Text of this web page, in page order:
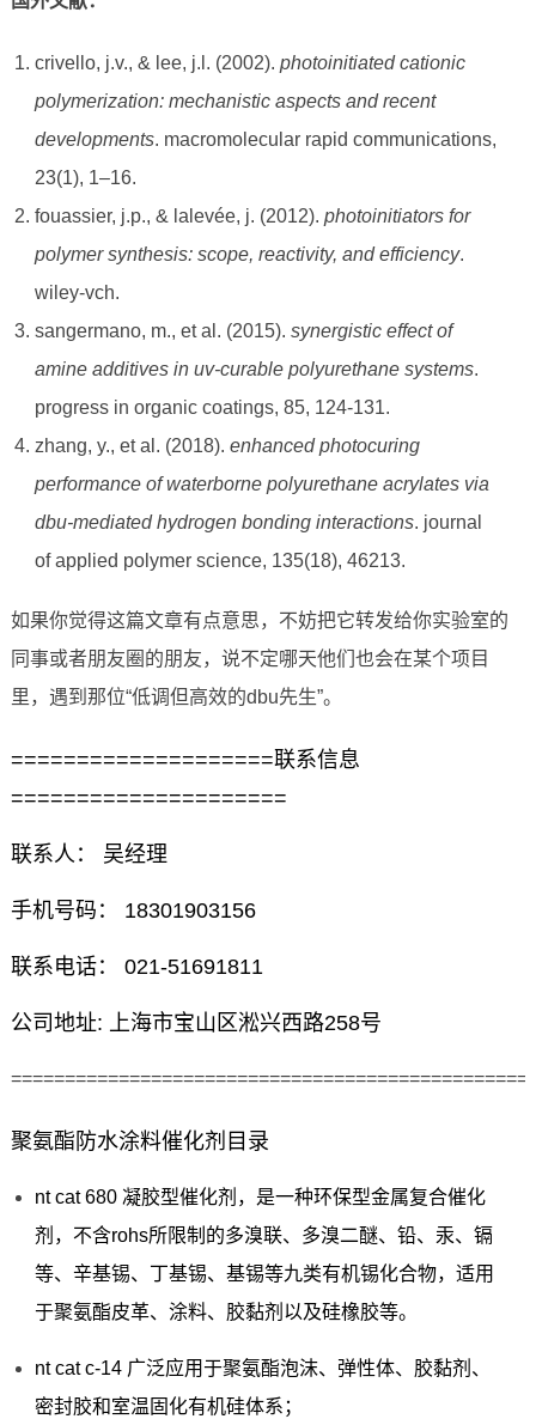
crivello, j.v., & lee, j.l. (2002). photoinitiated cationic
polymerization: mechanistic aspects and recent
developments. macromolecular rapid communications,
23(1), 1–16.
fouassier, j.p., & lalevée, j. (2012). photoinitiators for
polymer synthesis: scope, reactivity, and efficiency.
wiley-vch.
sangermano, m., et al. (2015). synergistic effect of
amine additives in uv-curable polyurethane systems.
progress in organic coatings, 85, 124-131.
zhang, y., et al. (2018). enhanced photocuring
performance of waterborne polyurethane acrylates via
dbu-mediated hydrogen bonding interactions. journal
of applied polymer science, 135(18), 46213.
如果你觉得这篇文章有点意思，不妨把它转发给你实验室的
同事或者朋友圈的朋友，说不定哪天他们也会在某个项目
里，遇到那位“低调但高效的dbu先生”。
====================联系信息
=====================
联系人： 吴经理
手机号码： 18301903156
联系电话： 021-51691811
公司地址: 上海市宝山区淞兴西路258号
聚氨酯防水涂料催化剂目录
nt cat 680 凝胶型催化剂，是一种环保型金属复合催化
剂，不含rohs所限制的多溴联、多溴二醚、铅、汞、镉
等、辛基锡、丁基锡、基锡等九类有机锡化合物，适用
于聚氨酯皮革、涂料、胶黏剂以及硅橡胶等。
nt cat c-14 广泛应用于聚氨酯泡沫、弹性体、胶黏剂、
密封胶和室温固化有机硅体系；